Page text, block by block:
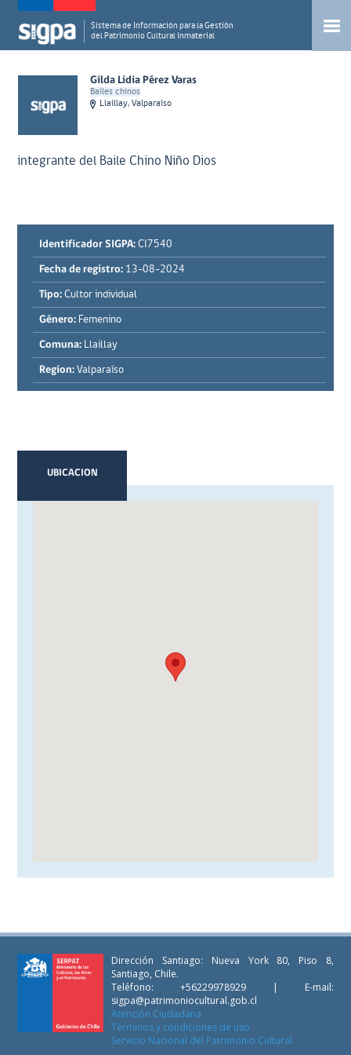
Sistema de Información para la Gestión
del Patrimonio Cultural Inmaterial
Gilda Lidia Pérez Varas
Bailes chinos
Llaillay, Valparaíso
integrante del Baile Chino Niño Dios
Identificador SIGPA: CI7540
Fecha de registro: 13-08-2024
Tipo: Cultor individual
Género: Femenino
Comuna: Llaillay
Region: Valparaíso
UBICACION
Dirección Santiago: Nueva York 80, Piso 8,
Santiago, Chile.
Teléfono: +56229978929 | E-mail:
sigpa@patrimoniocultural.gob.cl
Atención Ciudadana
Términos y condiciones de uso
Servicio Nacional del Patrimonio Cultural